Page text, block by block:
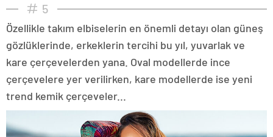
5
Özellikle takım elbiselerin en önemli detayı olan güneş
gözlüklerinde, erkeklerin tercihi bu yıl, yuvarlak ve
kare çerçevelerden yana. Oval modellerde ince
çerçevelere yer verilirken, kare modellerde ise yeni
trend kemik çerçeveler...